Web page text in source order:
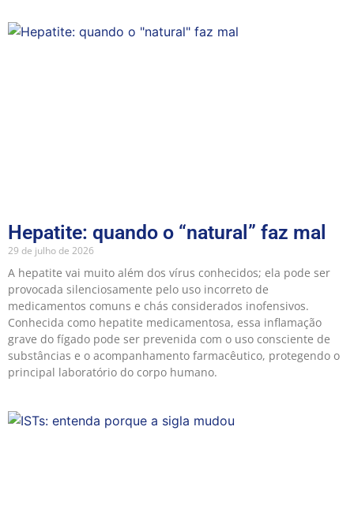
Hepatite: quando o “natural” faz mal
29 de julho de 2026
A hepatite vai muito além dos vírus conhecidos; ela pode ser
provocada silenciosamente pelo uso incorreto de
medicamentos comuns e chás considerados inofensivos.
Conhecida como hepatite medicamentosa, essa inflamação
grave do fígado pode ser prevenida com o uso consciente de
substâncias e o acompanhamento farmacêutico, protegendo o
principal laboratório do corpo humano.